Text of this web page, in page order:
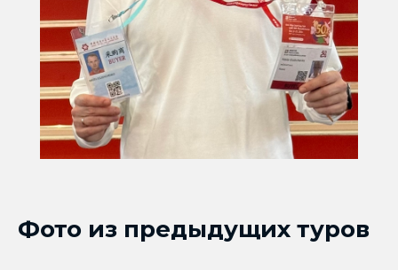
Фото из предыдущих туров